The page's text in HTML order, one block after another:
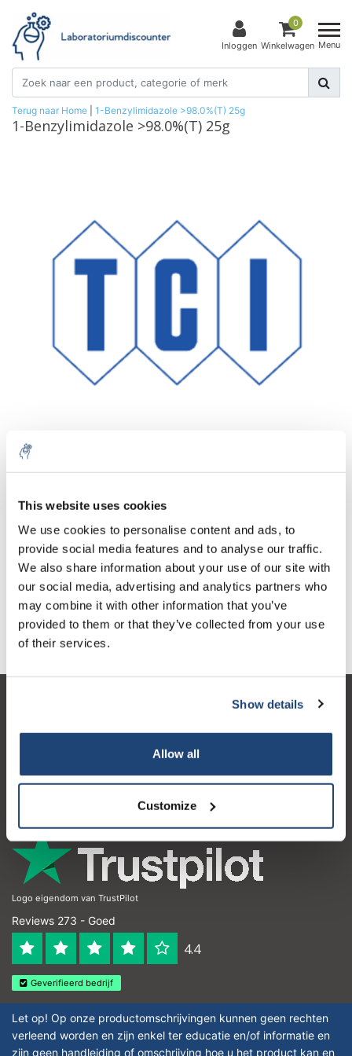
This website uses cookies
We use cookies to personalise content and ads, to
provide social media features and to analyse our traffic.
We also share information about your use of our site with
our social media, advertising and analytics partners who
may combine it with other information that you’ve
provided to them or that they’ve collected from your use
of their services.
Show details
Allow all
Customize
Inloggen
0
Winkelwagen Menu
Terug naar Home 1-Benzylimidazole >98.0%(T) 25g
1-Benzylimidazole >98.0%(T) 25g
1 Stuk Excl. btw
€78,48
Incl. btw
Toevoegen aan winkelwagen
Informatie
Contactgegevens
Logo eigendom van TrustPilot
Reviews 273 - Goed
4.4
Geverifieerd bedrijf
Let op! Op onze productomschrijvingen kunnen geen rechten
verleend worden en zijn enkel ter educatie en/of informatie en
zijn geen handleiding of omschrijving hoe u het product kan en